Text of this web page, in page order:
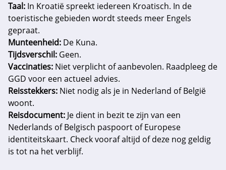
Taal: In Kroatië spreekt iedereen Kroatisch. In de
toeristische gebieden wordt steeds meer Engels
gepraat.
Munteenheid: De Kuna.
Tijdsverschil: Geen.
Vaccinaties: Niet verplicht of aanbevolen. Raadpleeg de
GGD voor een actueel advies.
Reisstekkers: Niet nodig als je in Nederland of België
woont.
Reisdocument: Je dient in bezit te zijn van een
Nederlands of Belgisch paspoort of Europese
identiteitskaart. Check vooraf altijd of deze nog geldig
is tot na het verblijf.